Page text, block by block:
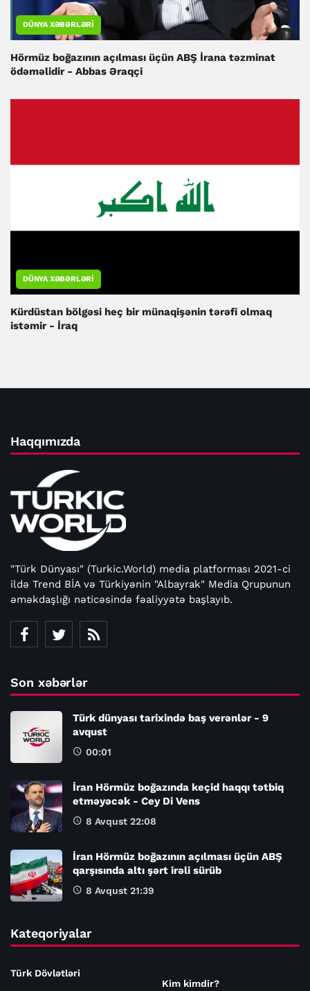
DÜNYA XƏBƏRLƏRI
Hörmüz boğazının açılması üçün ABŞ İrana təzminat
ödəməlidir - Abbas Əraqçi
DÜNYA XƏBƏRLƏRI
Kürdüstan bölgəsi heç bir münaqişənin tərəfi olmaq
istəmir - İraq
Haqqımızda
"Türk Dünyası" (Turkic.World) media platforması 2021-ci
ildə Trend BİA və Türkiyənin "Albayrak" Media Qrupunun
əməkdaşlığı nəticəsində fəaliyyətə başlayıb.
Son xəbərlər
Türk dünyası tarixində baş verənlər - 9
avqust
00:01
İran Hörmüz boğazında keçid haqqı tətbiq
etməyəcək - Cey Di Vens
8 Avqust 22:08
İran Hörmüz boğazının açılması üçün ABŞ
qarşısında altı şərt irəli sürüb
8 Avqust 21:39
Kateqoriyalar
Türk Dövlətləri
Kim kimdir?